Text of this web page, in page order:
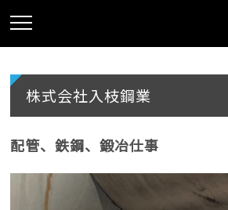
株式会社入枝鋼業
配管、鉄鋼、鍛冶仕事